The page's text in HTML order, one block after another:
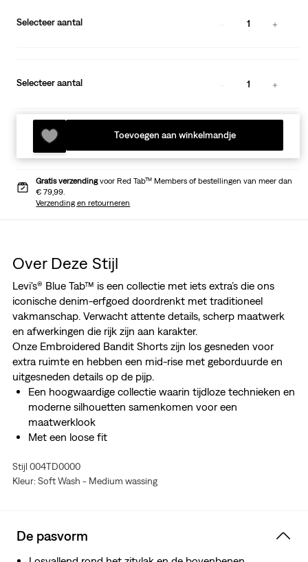
Selecteer aantal 1
Selecteer aantal 1
Toevoegen aan winkelmandje
Gratis verzendingvoor Red Tab™ Members of bestellingen van meer dan
€ 79,99.
Verzending en retourneren
Over Deze Stijl
Levi's® Blue Tab™ is een collectie met iets extra’s die ons
iconische denim-erfgoed doordrenkt met traditioneel
vakmanschap. Verwacht attente details, scherp maatwerk
en afwerkingen die rijk zijn aan karakter.
Onze Embroidered Bandit Shorts zijn los gesneden voor
extra ruimte en hebben een mid-rise met geborduurde en
uitgesneden details op de pijp.
Een hoogwaardige collectie waarin tijdloze technieken en
moderne silhouetten samenkomen voor een
maatwerklook
Met een loose fit
Afgewerkt met borduursel en uitgesneden details op de
pijp
Stijl 004TD0000
Kleur: Soft Wash - Medium wassing
De pasvorm